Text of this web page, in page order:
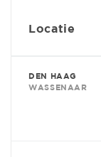
Locatie
DEN HAAG
WASSENAAR